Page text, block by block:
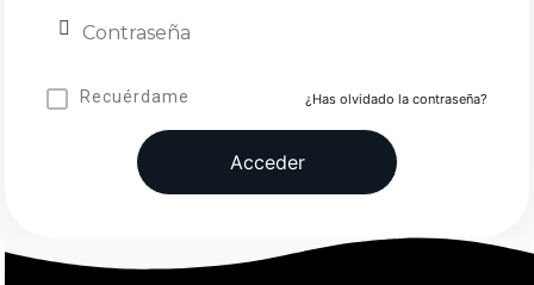
Recuérdame ¿Has olvidado la contraseña?